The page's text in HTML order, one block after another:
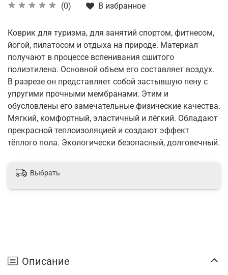
(0) В избранное
Коврик для туризма, для занятий спортом, фитнесом,
йогой, пилатосом и отдыха на природе. Материал
получают в процессе вспенивания сшитого
полиэтилена. Основной объем его составляет воздух.
В разрезе он представляет собой застывшую пену с
упругими прочными мембранами. Этим и
обусловлены его замечательные физические качества.
Мягкий, комфортный, эластичный и лёгкий. Обладают
прекрасной теплоизоляцией и создают эффект
тёплого пола. Экологически безопасный, долговечный.
Выбрать
Описание